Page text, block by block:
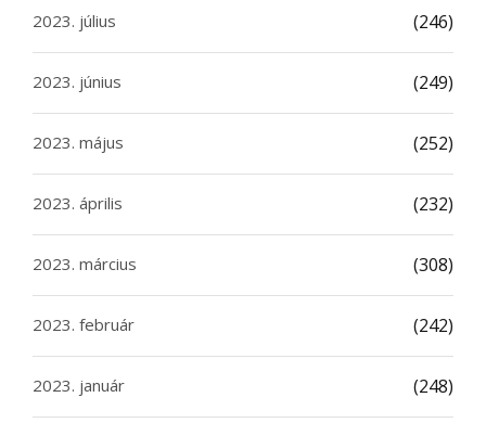
2023. július (246)
2023. június (249)
2023. május (252)
2023. április (232)
2023. március (308)
2023. február (242)
2023. január (248)